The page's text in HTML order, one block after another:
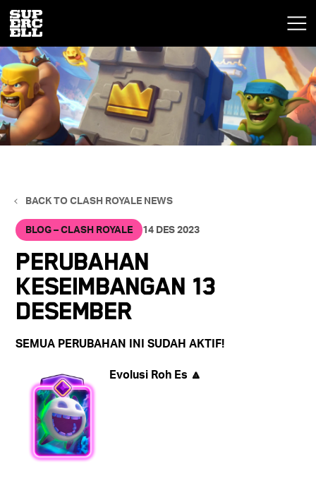
BACK TO CLASH ROYALE NEWS
BLOG – CLASH ROYALE 14 DES 2023
Perubahan
Keseimbangan 13
Desember
SEMUA PERUBAHAN INI SUDAH AKTIF!
Evolusi Roh Es 🔼